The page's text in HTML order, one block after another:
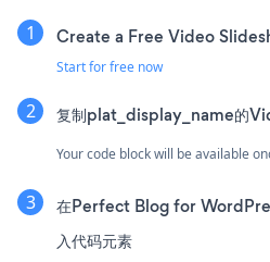
Create a Free Video
Start for free now
复制plat_display_name的
Your code block will be available
在Perfect Blog for
入代码元素